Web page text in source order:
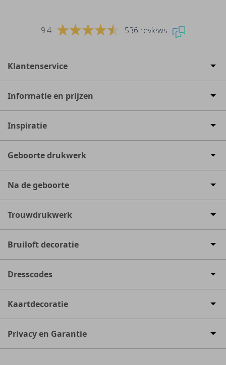
9.4 536 reviews
Klantenservice
Informatie en prijzen
Inspiratie
Geboorte drukwerk
Na de geboorte
Trouwdrukwerk
Bruiloft decoratie
Dresscodes
Kaartdecoratie
Privacy en Garantie